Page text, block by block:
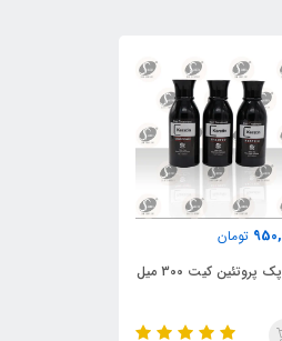
950,000 تومان
بوتاکس گیاهی اوکرا